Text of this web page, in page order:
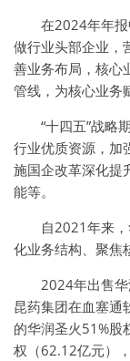
在2024年年报
做行业头部企业，
善业务布局，核心
管线，为核心业务
“十四五”战略
行业优质资源，加
施国企改革深化提
能等。
自2021年来
化业务结构、聚焦
2024年出售
昆药集团在血塞通
的华润圣火51%股
权（62.12亿元）